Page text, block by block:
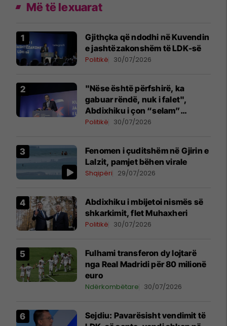
Më të lexuarat
Gjithçka që ndodhi në Kuvendin
e jashtëzakonshëm të LDK-së
Politikë 30/07/2026
"Nëse është përfshirë, ka
gabuar rëndë, nuk i falet",
Abdixhiku i çon “selam”
Përparim Ramës
Politikë 30/07/2026
Fenomen i çuditshëm në Gjirin e
Lalzit, pamjet bëhen virale
Shqipëri 29/07/2026
Abdixhiku i mbijetoi nismës së
shkarkimit, flet Muhaxheri
Politikë 30/07/2026
Fulhami transferon dy lojtarë
nga Real Madridi për 80 milionë
euro
Ndërkombëtare 30/07/2026
Sejdiu: Pavarësisht vendimit të